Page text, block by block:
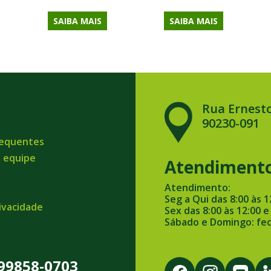
SAIBA MAIS SAIBA MAIS
equipe
0703
Rua
90230-091
Atendimento:
Seg a Qui das 8:00 às
Sex das 8:00 às 12:00
Sábado e Domingo: